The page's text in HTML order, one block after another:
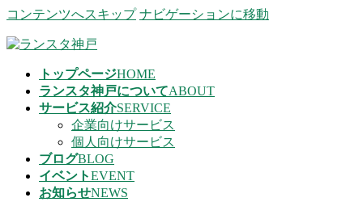
コンテンツへスキップ ナビゲーションに移動
トップページHOME
ランスタ神戸についてABOUT
サービス紹介SERVICE
企業向けサービス
個人向けサービス
ブログBLOG
イベントEVENT
お知らせNEWS